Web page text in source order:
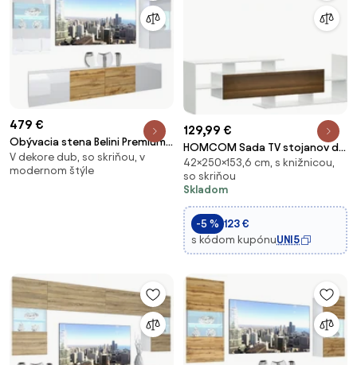
479 €
Obývacia stena Belini Premium
Full Version biely lesk / dub
wotan + LED osvetlenie Nexum
V dekore dub, so skriňou, v
modernom štýle
129,99 €
HOMCOM Sada TV stojanov do
obývačky pre TV na stene do
165 cm alebo TV stojan do 102
cm s TV stolom 153,6x25x42 cm
a policou na stene
150x14,5x16,3 cm
42×250×153,6 cm, s knižnicou,
so skriňou
Skladom
-5 % 123 €
s kódom kupónuUNI5